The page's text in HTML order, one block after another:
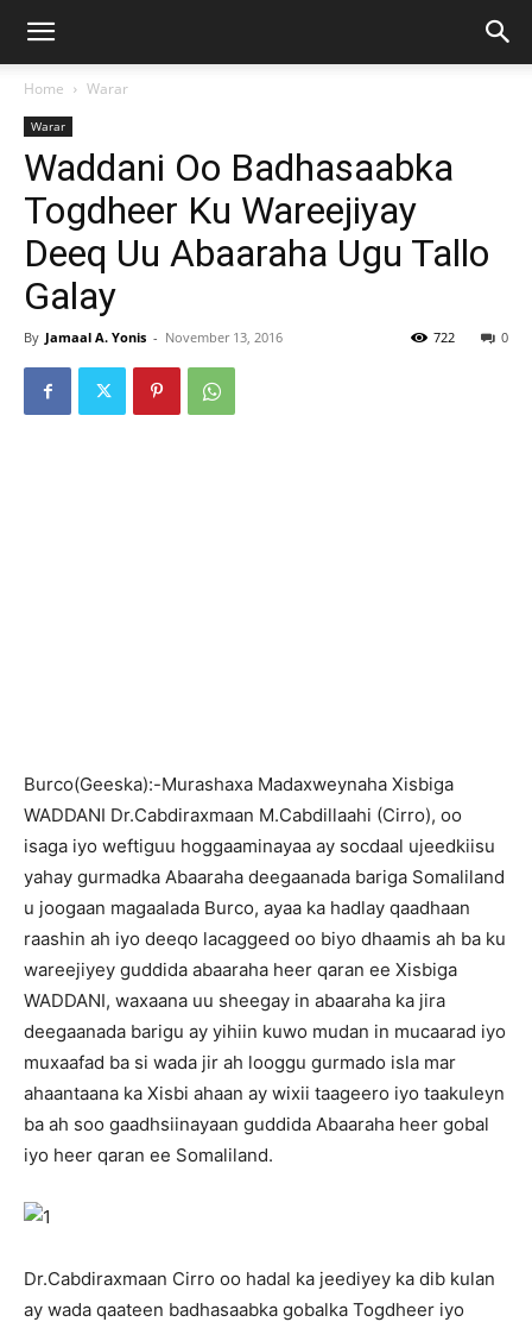
Home Warar
Warar
Waddani Oo Badhasaabka
Togdheer Ku Wareejiyay
Deeq Uu Abaaraha Ugu Tallo
Galay
By Jamaal A. Yonis - November 13, 2016 0
722
Burco(Geeska):-Murashaxa Madaxweynaha Xisbiga
WADDANI Dr.Cabdiraxmaan M.Cabdillaahi (Cirro), oo
isaga iyo weftiguu hoggaaminayaa ay socdaal ujeedkiisu
yahay gurmadka Abaaraha deegaanada bariga Somaliland
u joogaan magaalada Burco, ayaa ka hadlay qaadhaan
raashin ah iyo deeqo lacaggeed oo biyo dhaamis ah ba ku
wareejiyey guddida abaaraha heer qaran ee Xisbiga
WADDANI, waxaana uu sheegay in abaaraha ka jira
deegaanada barigu ay yihiin kuwo mudan in mucaarad iyo
muxaafad ba si wada jir ah looggu gurmado isla mar
ahaantaana ka Xisbi ahaan ay wixii taageero iyo taakuleyn
ba ah soo gaadhsiinayaan guddida Abaaraha heer gobal
iyo heer qaran ee Somaliland.
Dr.Cabdiraxmaan Cirro oo hadal ka jeediyey ka dib kulan
ay wada qaateen badhasaabka gobalka Togdheer iyo